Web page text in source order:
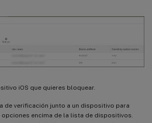
iOS que quieres bloquear.
de verificación junto a un dispositivo para
encima de la lista de dispositivos.